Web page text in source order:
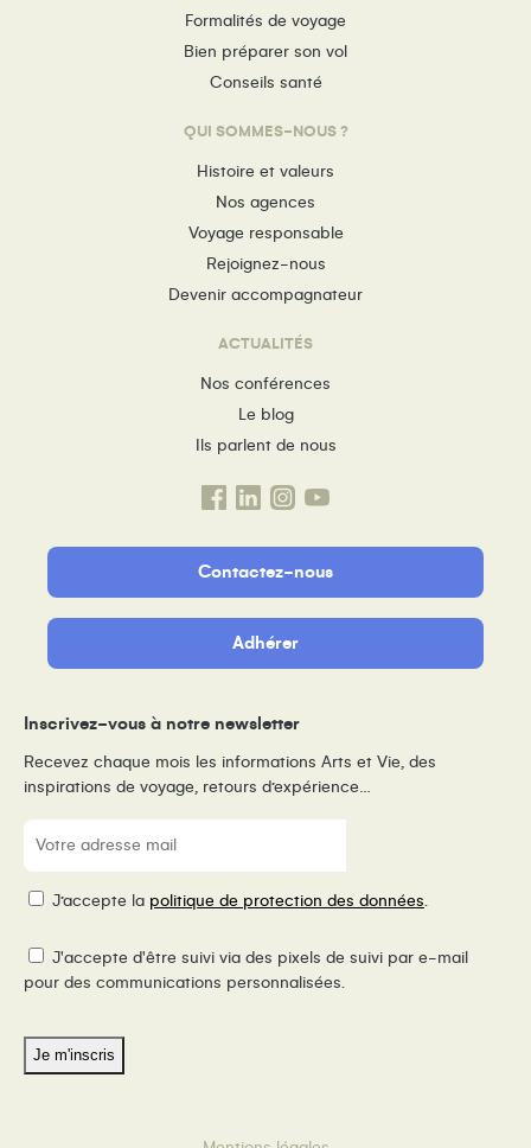
Formalités de voyage
Bien préparer son vol
Conseils santé
QUI SOMMES-NOUS ?
Histoire et valeurs
Nos agences
Voyage responsable
Rejoignez-nous
Devenir accompagnateur
ACTUALITÉS
Nos conférences
Le blog
Ils parlent de nous
Contactez-nous
Adhérer
Inscrivez-vous à notre newsletter
Recevez chaque mois les informations Arts et Vie, des
inspirations de voyage, retours d’expérience…
E-
mail
RGPDJ’accepte la politique de protection des données.
Pixel
de
J'accepte d'être suivi via des pixels de suivi par e-mail
pour des communications personnalisées.